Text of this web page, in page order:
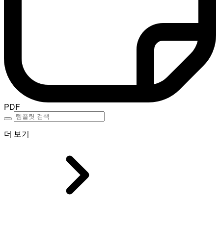
PDF
더 보기